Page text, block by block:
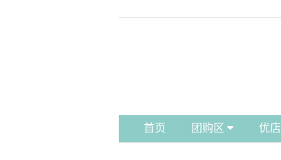
首页 团购区 优店